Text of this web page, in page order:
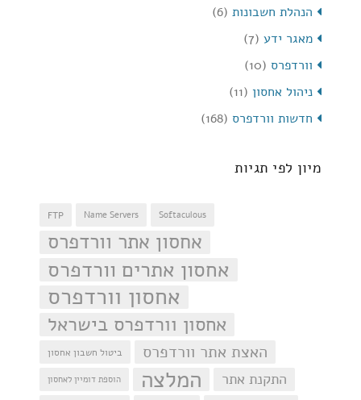
הנהלת חשבונות (6)
מאגר ידע (7)
וורדפרס (10)
ניהול אחסון (11)
חדשות וורדפרס (168)
מיון לפי תגיות
FTP Name Servers Softaculous
אחסון אתר וורדפרס
אחסון אתרים וורדפרס
אחסון וורדפרס
אחסון וורדפרס בישראל
ביטול חשבון אחסון האצת אתר וורדפרס
הוספת דומיין לאחסון המלצה התקנת אתר